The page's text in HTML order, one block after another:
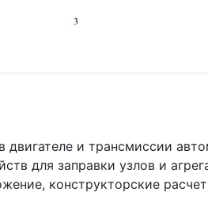
двигателе и трансмиссии
для заправки узлов и
конструкторские